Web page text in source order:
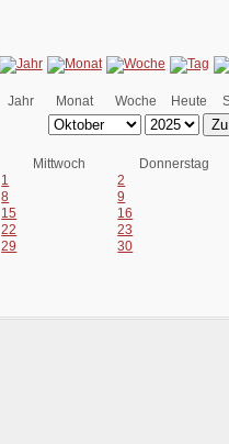
Jahr Monat Woche Heute
Mittwoch
Donnerstag
1
2
8
9
15
16
22
23
29
30